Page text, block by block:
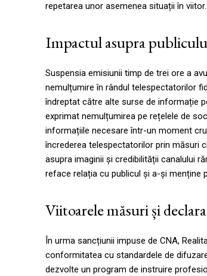
repetarea unor asemenea situații în viitor.
Impactul asupra
Suspensia emisiunii timp de trei ore a
nemulțumire în rândul telespectatorilor
îndreptat către alte surse de informație
exprimat nemulțumirea pe rețelele de
informațiile necesare într-un moment
încrederea telespectatorilor prin măsuri
asupra imaginii și credibilității canalului
reface relația cu publicul și a-și menține
Viitoarele măsuri și
În urma sancțiunii impuse de CNA,
conformitatea cu standardele de
dezvolte un program de instruire